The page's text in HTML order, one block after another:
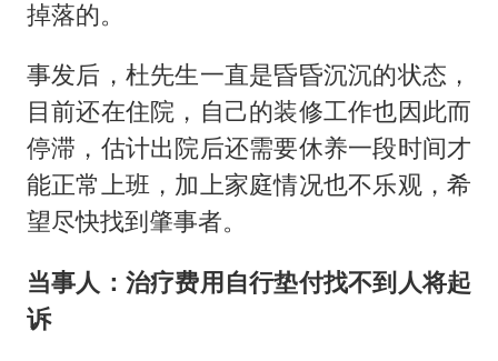
掉落的。
事发后，杜先生一直是昏昏沉沉的状态，
目前还在住院，自己的装修工作也因此而
停滞，估计出院后还需要休养一段时间才
能正常上班，加上家庭情况也不乐观，希
望尽快找到肇事者。
当事人：治疗费用自行垫付找不到人将起
诉